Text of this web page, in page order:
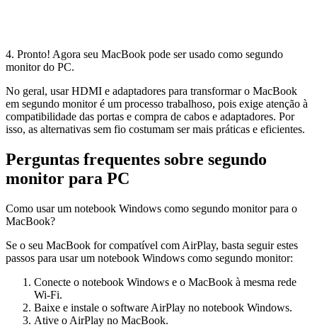
4. Pronto! Agora seu MacBook pode ser usado como segundo
monitor do PC.
No geral, usar HDMI e adaptadores para transformar o MacBook
em segundo monitor é um processo trabalhoso, pois exige atenção à
compatibilidade das portas e compra de cabos e adaptadores. Por
isso, as alternativas sem fio costumam ser mais práticas e eficientes.
Perguntas frequentes sobre segundo
monitor para PC
Como usar um notebook Windows como segundo monitor para o
MacBook?
Se o seu MacBook for compatível com AirPlay, basta seguir estes
passos para usar um notebook Windows como segundo monitor:
Conecte o notebook Windows e o MacBook à mesma rede
Wi-Fi.
Baixe e instale o software AirPlay no notebook Windows.
Ative o AirPlay no MacBook.